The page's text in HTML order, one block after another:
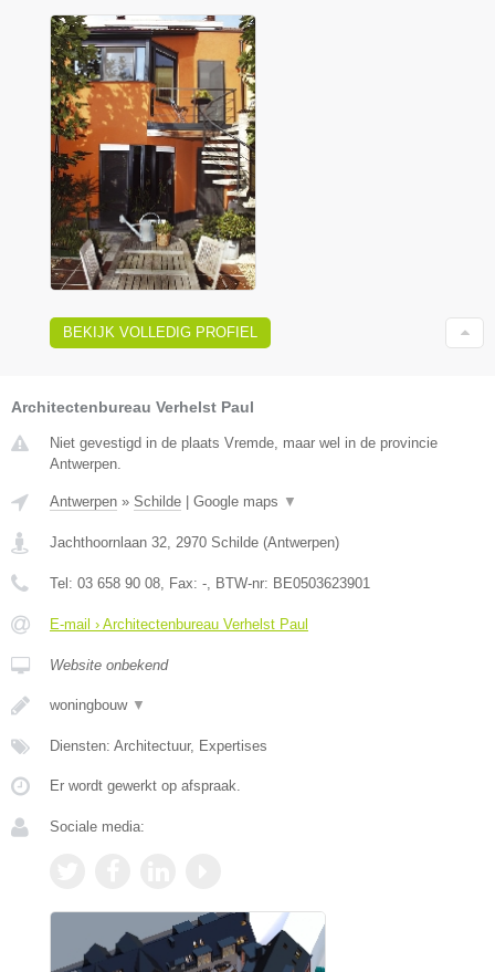
BEKIJK VOLLEDIG PROFIEL
Architectenbureau Verhelst Paul
Niet gevestigd in de plaats Vremde, maar wel in de provincie
Antwerpen.
Antwerpen » Schilde Google maps ▼
Jachthoornlaan 32 2970 Schilde (Antwerpen)
Tel: 03 658 90 08 , Fax: - , BTW-nr: BE0503623901
E-mail › Architectenbureau Verhelst Paul
Website onbekend
woningbouw ▼
Diensten: Architectuur, Expertises
Er wordt gewerkt op afspraak.
Sociale media: